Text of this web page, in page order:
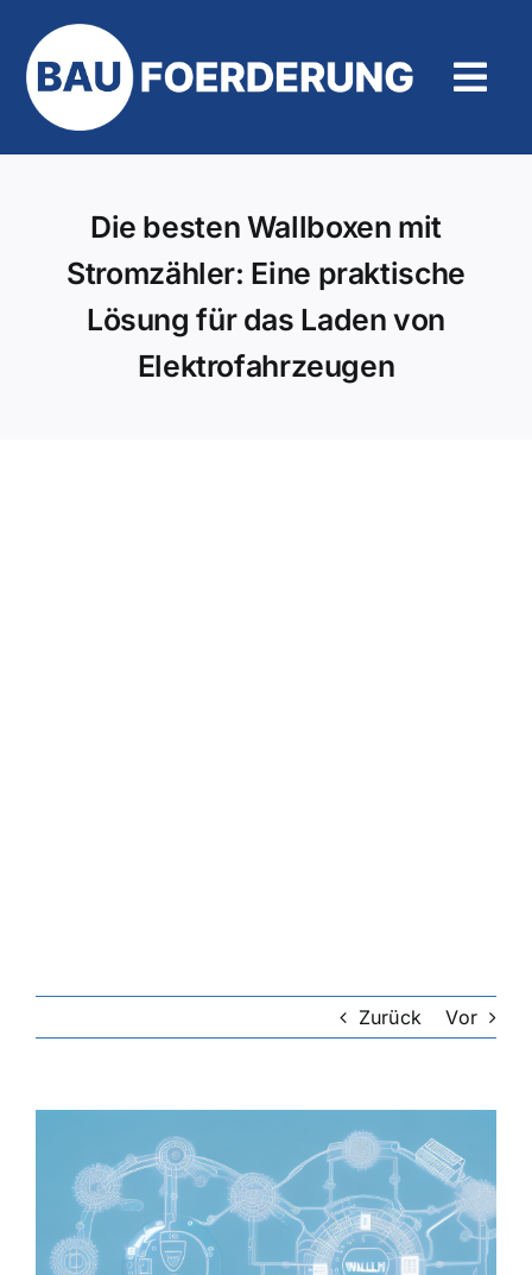
Inhalt
springen
Die besten Wallboxen mit
Stromzähler: Eine praktische
Lösung für das Laden von
Elektrofahrzeugen
Zurück Vor
grösseres